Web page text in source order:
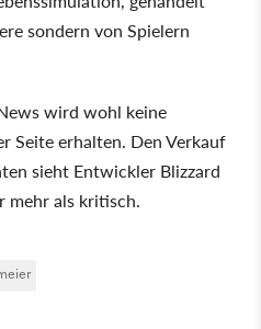
sondern von Spielern
wird wohl keine
Seite erhalten. Den Verkauf
sieht Entwickler Blizzard
mehr als kritisch.